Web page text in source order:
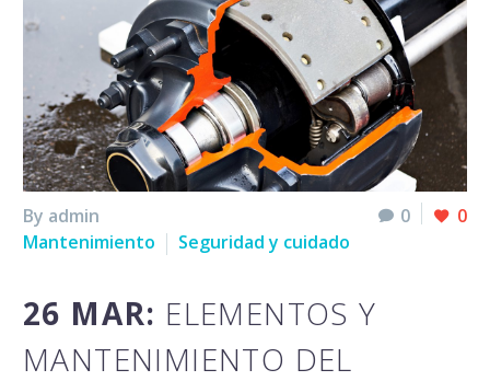
0 0
By admin
Mantenimiento
Seguridad y cuidado
26 MAR: ELEMENTOS Y
MANTENIMIENTO DEL